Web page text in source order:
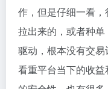
作，但是仔细一看
拉出来的，或者种
驱动，根本没有交
看重平台当下的收